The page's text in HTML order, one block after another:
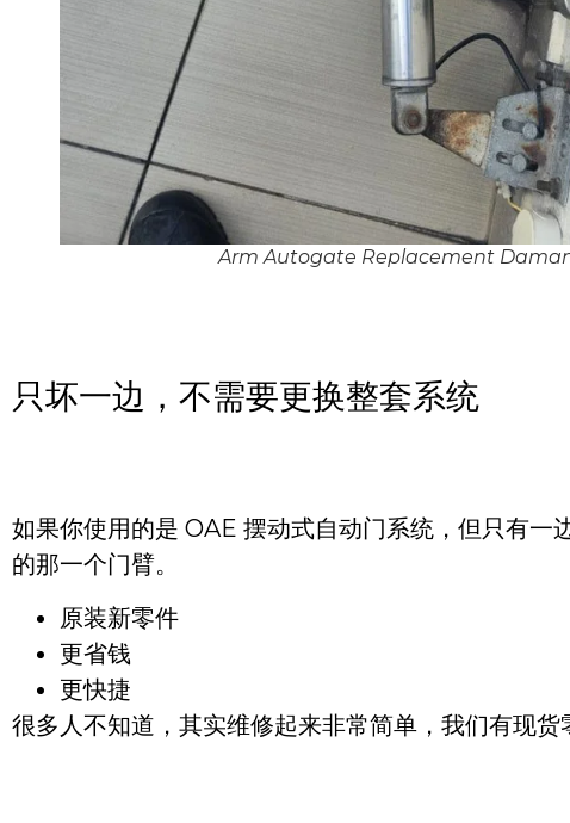
Arm Autogate Replacement
只坏一边，不需要更换整套系统
如果你使用的是 OAE 摆动式自动门系统，但只有
的那一个门臂。
原装新零件
更省钱
更快捷
很多人不知道，其实维修起来非常简单，我们有现货